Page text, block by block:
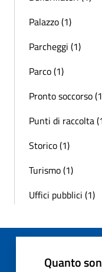
Palazzo (1)
Parcheggi (1)
Parco (1)
Pronto soccorso
Punti di raccolta
Storico (1)
Turismo (1)
Uffici pubblici (1)
Quanto